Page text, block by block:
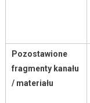
Pozostawione
fragmenty kanału
/ materiału